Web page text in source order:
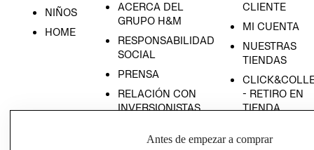
NIÑOS
HOME
ACERCA DEL
GRUPO H&M
RESPONSABILIDAD
SOCIAL
PRENSA
RELACIÓN CON
INVERSIONISTAS
EMPRESARIAL
CLIENTE
MI CUENTA
NUESTRAS
TIENDAS
- RETIRO EN
TIENDA
CONDICIONES
Antes de empezar a comprar